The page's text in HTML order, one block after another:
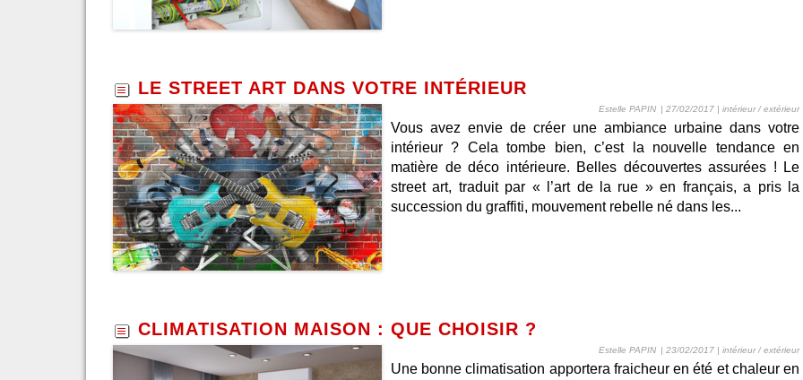
LE STREET ART DANS VOTRE INTÉRIEUR
Estelle PAPIN | 27/02/2017 | intérieur / extérieur
Vous avez envie de créer une ambiance urbaine dans votre
intérieur ? Cela tombe bien, c’est la nouvelle tendance en
matière de déco intérieure. Belles découvertes assurées ! Le
street art, traduit par « l’art de la rue » en français, a pris la
succession du graffiti, mouvement rebelle né dans les...
CLIMATISATION MAISON : QUE CHOISIR ?
Estelle PAPIN | 23/02/2017 | intérieur / extérieur
Une bonne climatisation apportera fraicheur en été et chaleur en